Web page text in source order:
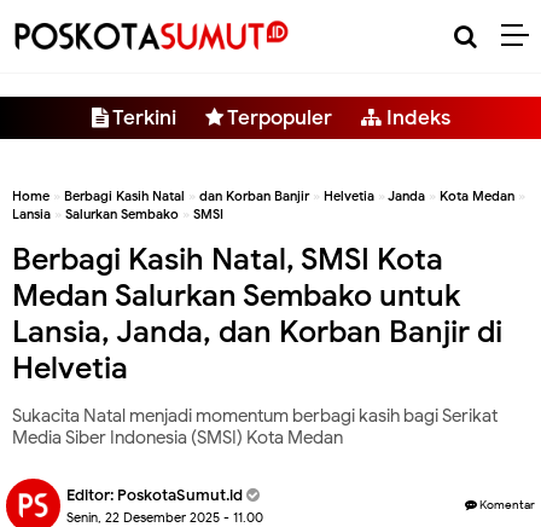
Terkini Terpopuler Indeks
Home » Berbagi Kasih Natal » dan Korban Banjir» Helvetia » Janda » Kota Medan »
Lansia » Salurkan Sembako » SMSI
Berbagi Kasih Natal, SMSI Kota
Medan Salurkan Sembako untuk
Lansia, Janda, dan Korban Banjir di
Helvetia
Sukacita Natal menjadi momentum berbagi kasih bagi Serikat
Media Siber Indonesia (SMSI) Kota Medan
Editor: PoskotaSumut.id
Senin, 22 Desember 2025 - 11.00
Komentar